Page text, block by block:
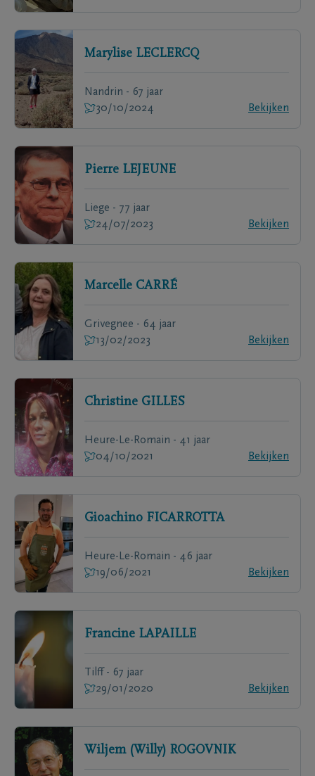
Marylise LECLERCQ
Nandrin - 67 jaar
30/10/2024
Bekijken
Pierre LEJEUNE
Liege - 77 jaar
24/07/2023
Bekijken
Marcelle CARRÉ
Grivegnee - 64 jaar
13/02/2023
Bekijken
Christine GILLES
Heure-Le-Romain - 41 jaar
04/10/2021
Bekijken
Gioachino FICARROTTA
Heure-Le-Romain - 46 jaar
19/06/2021
Bekijken
Francine LAPAILLE
Tilff - 67 jaar
29/01/2020
Bekijken
Wiljem (Willy) ROGOVNIK